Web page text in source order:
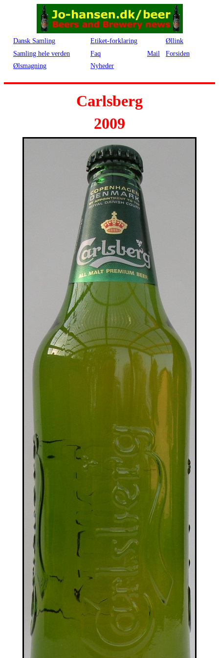
Dansk Samling Etiket-forklaring
Øllink
Samling hele verden
Faq Mail
Forsiden
Ølsmagning
Nyheder
Carlsberg
2009